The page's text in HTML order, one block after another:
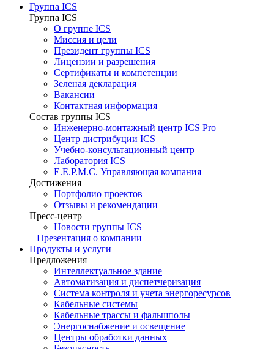
Группа ICS
Группа ICS
О группе ICS
Миссия и цели
Президент группы ICS
Лицензии и разрешения
Сертификаты и компетенции
Зеленая декларация
Вакансии
Контактная информация
Состав группы ICS
Инженерно-монтажный центр ICS Pro
Центр дистрибуции ICS
Учебно-консультационный центр
Лаборатория ICS
E.E.P.M.C. Управляющая компания
Достижения
Портфолио проектов
Отзывы и рекомендации
Пресс-центр
Новости группы ICS
Презентация о компании
Продукты и услуги
Предложения
Интеллектуальное здание
Автоматизация и диспетчеризация
Система контроля и учета энергоресурсов
Кабельные системы
Кабельные трассы и фальшполы
Энергоснабжение и освещение
Центры обработки данных